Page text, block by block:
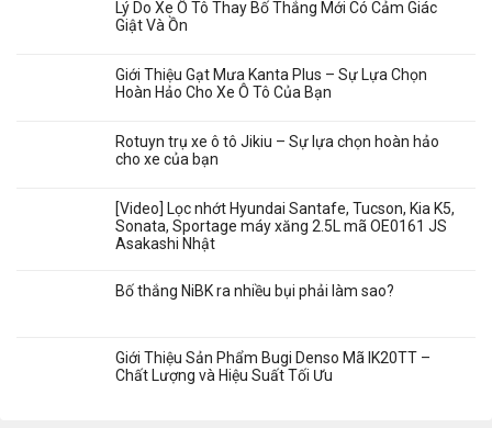
Lý Do Xe Ô Tô Thay Bố Thắng Mới Có Cảm Giác
Giật Và Ồn
Giới Thiệu Gạt Mưa Kanta Plus – Sự Lựa Chọn
Hoàn Hảo Cho Xe Ô Tô Của Bạn
Rotuyn trụ xe ô tô Jikiu – Sự lựa chọn hoàn hảo
cho xe của bạn
[Video] Lọc nhớt Hyundai Santafe, Tucson, Kia K5,
Sonata, Sportage máy xăng 2.5L mã OE0161 JS
Asakashi Nhật
Bố thắng NiBK ra nhiều bụi phải làm sao?
Giới Thiệu Sản Phẩm Bugi Denso Mã IK20TT –
Chất Lượng và Hiệu Suất Tối Ưu